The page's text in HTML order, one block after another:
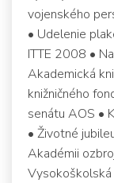
vojenského
• Udelenie
ITTE 2008 •
Akademická
knižničného
senátu AOS •
• Životné
Akadémii